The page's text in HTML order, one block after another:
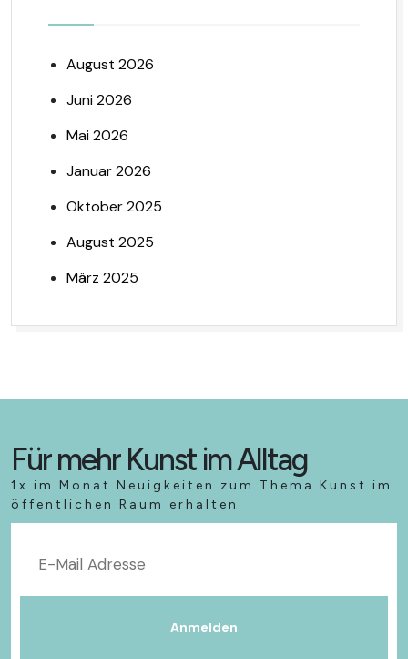
August 2026
Juni 2026
Mai 2026
Januar 2026
Oktober 2025
August 2025
März 2025
Für mehr Kunst im Alltag
1x im Monat Neuigkeiten zum Thema Kunst im
öffentlichen Raum erhalten